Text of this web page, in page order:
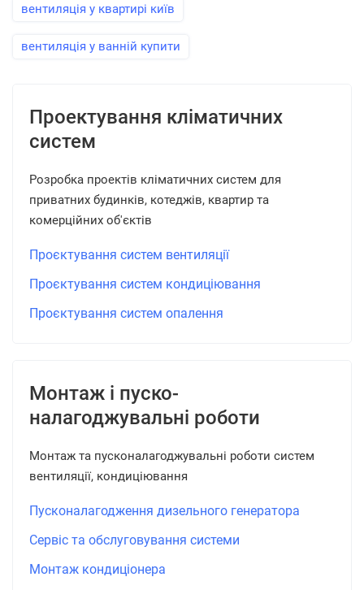
вентиляція у квартирі київ
вентиляція у ванній купити
Проектування кліматичних
систем
Розробка проектів кліматичних систем для
приватних будинків, котеджів, квартир та
комерційних об'єктів
Проєктування систем вентиляції
Проєктування систем кондиціювання
Проєктування систем опалення
Монтаж і пуско-
налагоджувальні роботи
Монтаж та пусконалагоджувальні роботи систем
вентиляції, кондиціювання
Пусконалагодження дизельного генератора
Сервіс та обслуговування системи
Монтаж кондиціонера